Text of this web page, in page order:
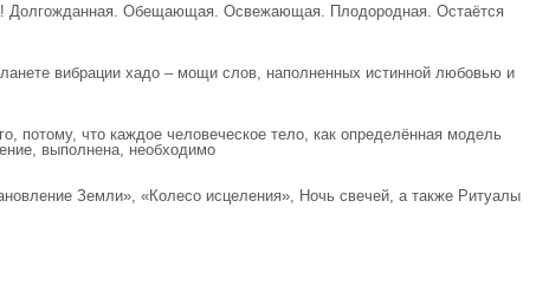
Долгожданная. Обещающая. Освежающая. Плодородная. Остаётся
вибрации хадо – мощи слов, наполненных истинной любовью и
потому, что каждое человеческое тело, как определённая модель
выполнена, необходимо
Земли», «Колесо исцеления», Ночь свечей, а также Ритуалы